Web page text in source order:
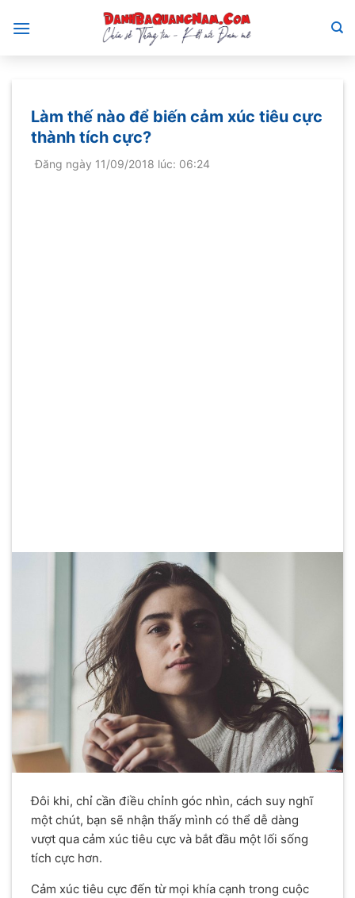
qua
Làm thế nào để biến cảm xúc tiêu cực
thành tích cực?
Đăng ngày 11/09/2018 lúc: 06:24
Đôi khi, chỉ cần điều chỉnh góc nhìn, cách suy nghĩ
một chút, bạn sẽ nhận thấy mình có thể dễ dàng
vượt qua cảm xúc tiêu cực và bắt đầu một lối sống
tích cực hơn.
Cảm xúc tiêu cực đến từ mọi khía cạnh trong cuộc